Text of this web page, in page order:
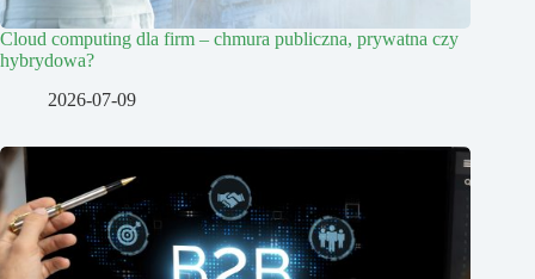
Cloud computing dla firm – chmura publiczna, prywatna czy
hybrydowa?
2026-07-09